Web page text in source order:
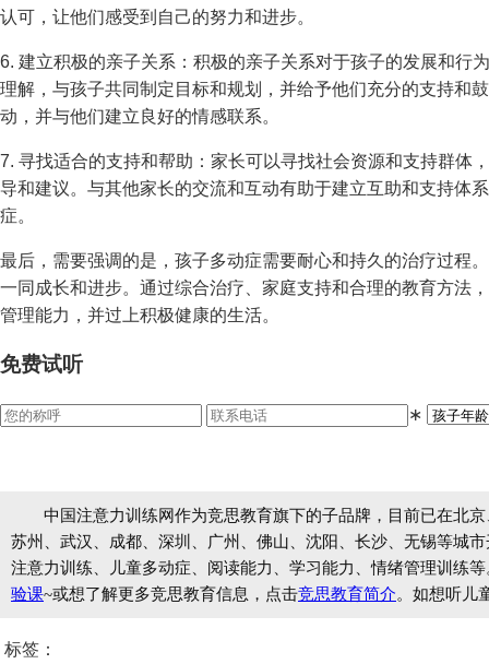
认可，让他们感受到自己的努力和进步。
6. 建立积极的亲子关系：积极的亲子关系对于孩子的发展和行
理解，与孩子共同制定目标和规划，并给予他们充分的支持和
动，并与他们建立良好的情感联系。
7. 寻找适合的支持和帮助：家长可以寻找社会资源和支持群体
导和建议。与其他家长的交流和互动有助于建立互助和支持体
症。
最后，需要强调的是，孩子多动症需要耐心和持久的治疗过程
一同成长和进步。通过综合治疗、家庭支持和合理的教育方法
管理能力，并过上积极健康的生活。
免费试听
∗
中国注意力训练网作为竞思教育旗下的子品牌，目前已在北
苏州、武汉、成都、深圳、广州、佛山、沈阳、长沙、无锡等城
注意力训练、儿童多动症、阅读能力、学习能力、情绪管理训练
验课~或想了解更多竞思教育信息，点击竞思教育简介。如想听儿
标签：